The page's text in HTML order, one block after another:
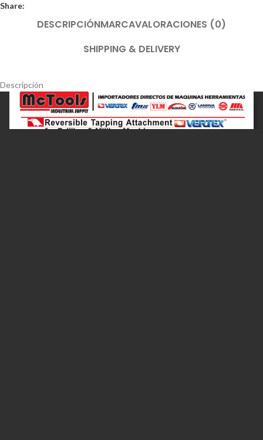
Share:
DESCRIPCIÓNMARCAVALORACIONES (0)
SHIPPING & DELIVERY
Descripción